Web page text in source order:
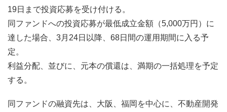
19日まで投資応募を受け付ける。
同ファンドへの投資応募が最低成立金額（5,000万円）に
達した場合、3月24日以降、68日間の運用期間に入る予
定。
利益分配、並びに、元本の償還は、満期の一括処理を予定
する。
同ファンドの融資先は、大阪、福岡を中心に、不動産開発